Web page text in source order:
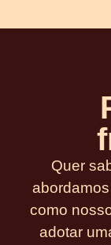
Quer
como
adotar